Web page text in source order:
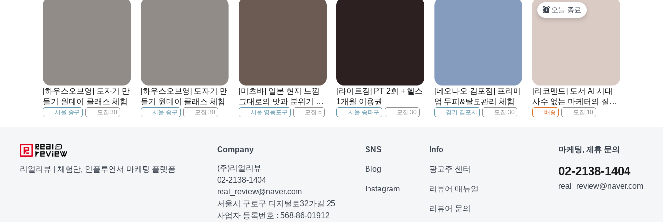
[하우스오브영] 도자기 만
들기 원데이 클래스 체험
서울 중구 모집 30
[하우스오브영] 도자기 만
들기 원데이 클래스 체험
서울 중구 모집 30
[미츠바] 일본 현지 느낌
그대로의 맛과 분위기 문
래동 술집
서울 영등포구 모집 5
[라이트짐] PT 2회 + 헬스
1개월 이용권
서울 송파구 모집 30
[네오나오 김포점] 프리미
엄 두피&탈모관리 체험
경기 김포시 모집 30
오늘 종료
[리코멘드] 도서 AI 시대
사수 없는 마케터의 질문
수업배송 모집 10
리얼리뷰 | 체험단, 인플루언서 마케팅 플랫폼
Company
(주)리얼리뷰
02-2138-1404
real_review@naver.com
서울시 구로구 디지털로32가길 25
사업자 등록번호 : 568-86-01912
SNS
Blog
Instagram
Info
광고주 센터
리뷰어 매뉴얼
리뷰어 문의
마케팅, 제휴 문의
02-2138-1404
real_review@naver.com